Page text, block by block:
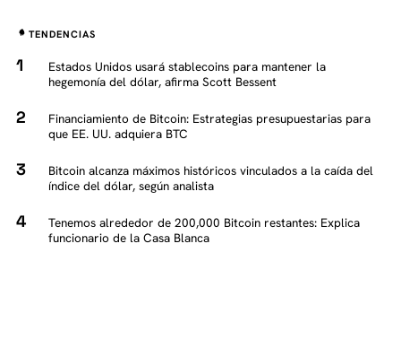
TENDENCIAS
Estados Unidos usará stablecoins para mantener la
hegemonía del dólar, afirma Scott Bessent
Financiamiento de Bitcoin: Estrategias presupuestarias para
que EE. UU. adquiera BTC
Bitcoin alcanza máximos históricos vinculados a la caída del
índice del dólar, según analista
Tenemos alrededor de 200,000 Bitcoin restantes: Explica
funcionario de la Casa Blanca